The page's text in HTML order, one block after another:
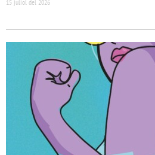
15 juliol del 2026